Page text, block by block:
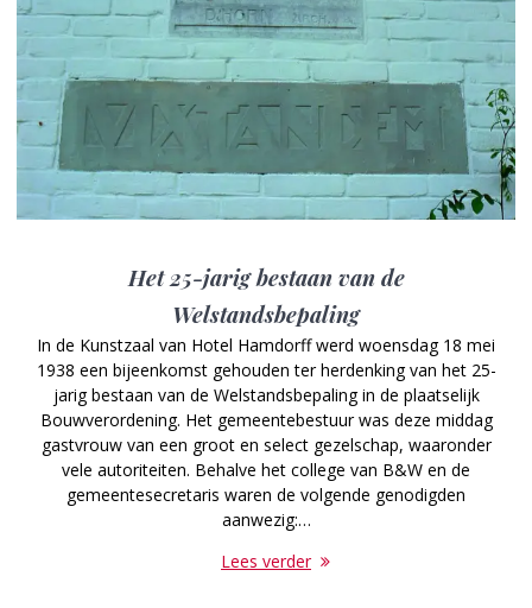
Het 25-jarig bestaan van de
Welstandsbepaling
In de Kunstzaal van Hotel Hamdorff werd woensdag 18 mei
1938 een bijeenkomst gehouden ter herdenking van het 25-
jarig bestaan van de Welstandsbepaling in de plaatselijk
Bouwverordening. Het gemeentebestuur was deze middag
gastvrouw van een groot en select gezelschap, waaronder
vele autoriteiten. Behalve het college van B&W en de
gemeentesecretaris waren de volgende genodigden
aanwezig:…
Lees verder